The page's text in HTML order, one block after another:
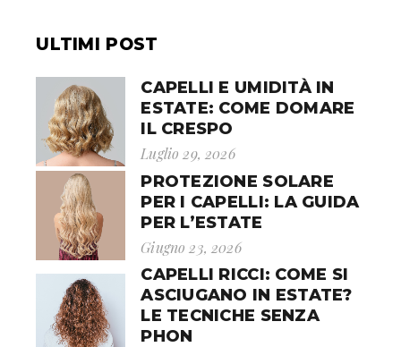
ULTIMI POST
CAPELLI E UMIDITÀ IN
ESTATE: COME DOMARE
IL CRESPO
Luglio 29, 2026
PROTEZIONE SOLARE
PER I CAPELLI: LA GUIDA
PER L’ESTATE
Giugno 23, 2026
CAPELLI RICCI: COME SI
ASCIUGANO IN ESTATE?
LE TECNICHE SENZA
PHON